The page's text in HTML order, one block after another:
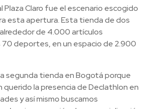
Plaza Claro fue el escenario escogido
esta apertura. Esta tienda de dos
de 4.000 artículos
deportes, en un espacio de 2.900
segunda tienda en Bogotá porque
querido la presencia de Declathlon en
y así mismo buscamos